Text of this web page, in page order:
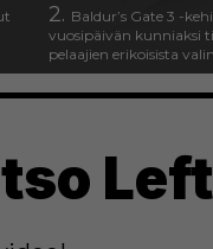
2. Baldur’s Gate 3 -
vuosipäivän kunniaksi
pelaajien erikoisista